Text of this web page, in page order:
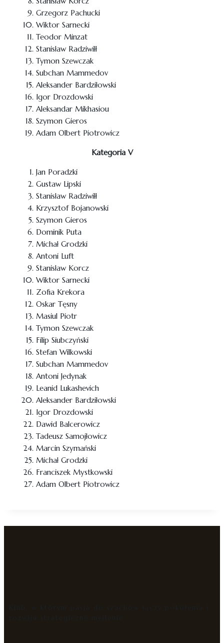
Grzegorz Pachucki
Wiktor Sarnecki
Teodor Minzat
Stanisław Radziwiłł
Tymon Szewczak
Subchan Mammedov
Aleksander Bardziłowski
Igor Drozdowski
Aleksandar Mikhasiou
Szymon Gieros
Adam Olbert Piotrowicz
Kategoria V
Jan Poradzki
Gustaw Lipski
Stanisław Radziwiłł
Krzysztof Bojanowski
Szymon Gieros
Dominik Puta
Michał Grodzki
Antoni Luft
Stanisław Korcz
Wiktor Sarnecki
Zofia Krekora
Oskar Tęsny
Masiul Piotr
Tymon Szewczak
Filip Siubczyński
Stefan Wilkowski
Subchan Mammedov
Antoni Jedynak
Leanid Lukashevich
Aleksander Bardziłowski
Igor Drozdowski
Dawid Balcerowicz
Tadeusz Samojłowicz
Marcin Szymański
Michał Grodzki
Franciszek Mystkowski
Adam Olbert Piotrowicz